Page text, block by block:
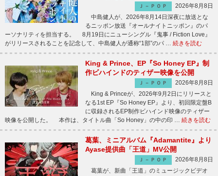
Ｊ－ＰＯＰ
2026年8月8日
中島健人が、2026年8月14日深夜に放送とな
るニッポン放送『オールナイトニッポン』のパ
ーソナリティを担当する。 8月19日にニューシングル『鬼事 / Fiction Love』
がリリースされることを記念して、中島健人が通称“1部”のパ … 続きを読む
King & Prince、EP『So Honey EP』制
作ビハインドのティザー映像を公開
Ｊ－ＰＯＰ
2026年8月8日
King & Princeが、2026年9月2日にリリースと
なる1st EP『So Honey EP』より、初回限定盤B
に収録されるEP制作ビハインド映像のティザー
映像を公開した。 本作は、タイトル曲「So Honey」の中の印 … 続きを読む
葛葉、ミニアルバム『Adamantite』より
Ayase提供曲「王道」MV公開
Ｊ－ＰＯＰ
2026年8月8日
葛葉が、新曲「王道」のミュージックビデオ